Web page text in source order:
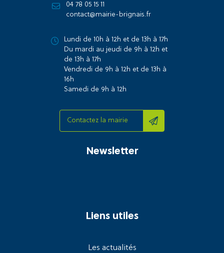
04 78 05 15 11
contact@mairie-brignais.fr
Lundi de 10h à 12h et de 13h à 17h
Du mardi au jeudi de 9h à 12h et
de 13h à 17h
Vendredi de 9h à 12h et de 13h à
16h
Samedi de 9h à 12h
Contactez la mairie
Newsletter
Liens utiles
Les actualités